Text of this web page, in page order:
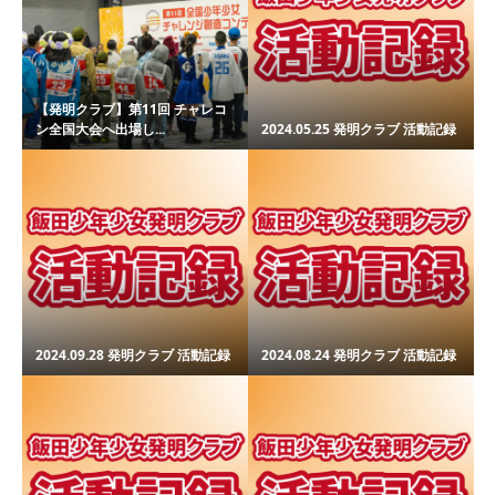
【発明クラブ】第11回 チャレコ
ン全国大会へ出場し...
2024.05.25 発明クラブ 活動記録
2024.09.28 発明クラブ 活動記録 2024.08.24 発明クラブ 活動記録